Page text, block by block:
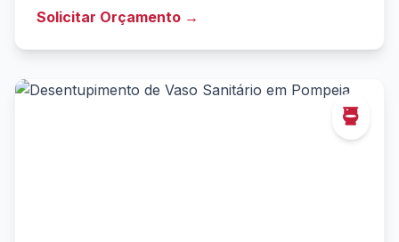
Solicitar Orçamento →